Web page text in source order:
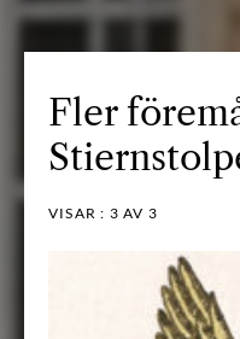
Fler
VISAR : 3 AV 3